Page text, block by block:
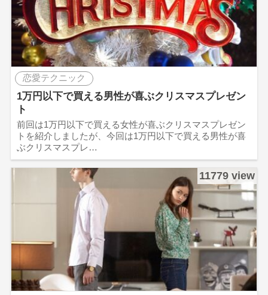
恋愛テクニック
1万円以下で買える男性が喜ぶクリスマスプレゼン
ト
前回は1万円以下で買える女性が喜ぶクリスマスプレゼン
トを紹介しましたが、今回は1万円以下で買える男性が喜
ぶクリスマスプレ…
11779 view